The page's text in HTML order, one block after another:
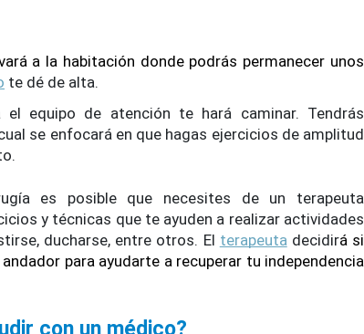
a la habitación donde podrás permanecer unos
te dé de alta.
equipo de atención te hará caminar. Tendrás
se enfocará en que hagas ejercicios de amplitud
es posible que necesites de un terapeuta
y técnicas que te ayuden a realizar actividades
ducharse, entre otros. El terapeuta decidirá si
para ayudarte a recuperar tu independencia
con un médico?